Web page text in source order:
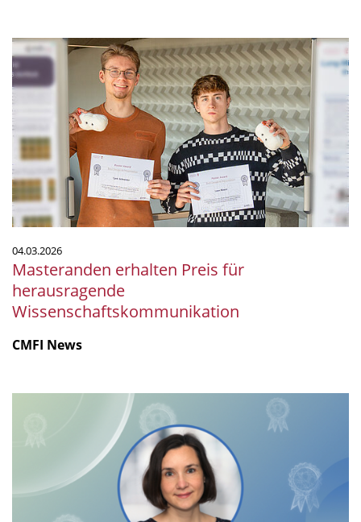
Masteranden
erhalten
Preis
für
herausragende
Wissenschaftskommunikation
04.03.2026
Masteranden erhalten Preis für
herausragende
Wissenschaftskommunikation
CMFI News
Award